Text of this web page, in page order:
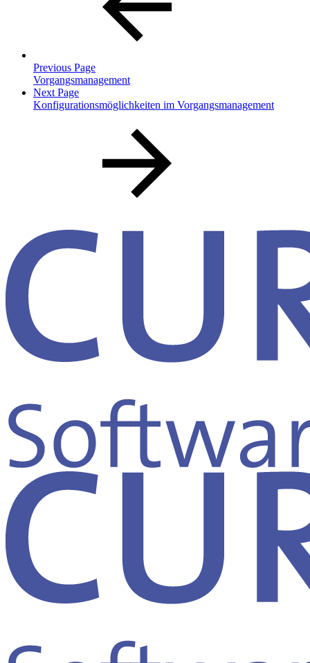
Previous Page
Vorgangsmanagement
Next Page
Konfigurationsmöglichkeiten im Vorgangsmanagement